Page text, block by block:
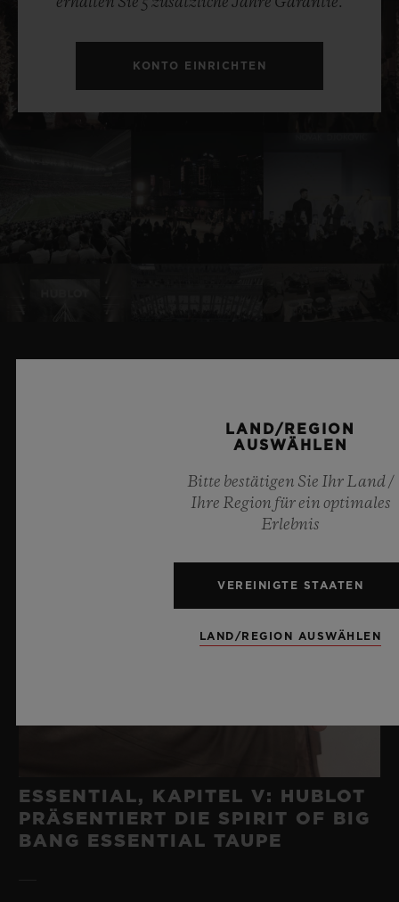
KONTO EINRICHTEN
ESSENTIAL, KAPITEL V: HUBLOT
PRÄSENTIERT DIE SPIRIT OF BIG
BANG ESSENTIAL TAUPE
LAND/REGION
AUSWÄHLEN
Bitte bestätigen Sie Ihr Land /
Ihre Region für ein optimales
Erlebnis
VEREINIGTE STAATEN
LAND/REGION AUSWÄHLEN